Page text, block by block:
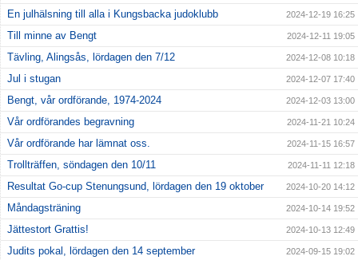
En julhälsning till alla i Kungsbacka judoklubb 2024-12-19 16:25
Till minne av Bengt 2024-12-11 19:05
Tävling, Alingsås, lördagen den 7/12 2024-12-08 10:18
Jul i stugan 2024-12-07 17:40
Bengt, vår ordförande, 1974-2024 2024-12-03 13:00
Vår ordförandes begravning 2024-11-21 10:24
Vår ordförande har lämnat oss. 2024-11-15 16:57
Trollträffen, söndagen den 10/11 2024-11-11 12:18
Resultat Go-cup Stenungsund, lördagen den 19 oktober 2024-10-20 14:12
Måndagsträning 2024-10-14 19:52
Jättestort Grattis! 2024-10-13 12:49
Judits pokal, lördagen den 14 september 2024-09-15 19:02